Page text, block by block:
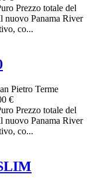
Prezzo totale del
nuovo Panama River
co...
Pietro Terme
€
Prezzo totale del
nuovo Panama River
co...